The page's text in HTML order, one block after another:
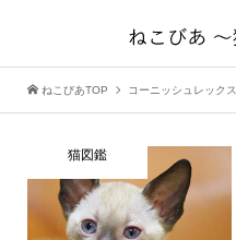
ねこびあTOP コーニッシュレックス
猫図鑑